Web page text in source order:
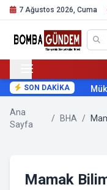
7 Ağustos 2026, Cuma
SON DAKİKA
Ana
Sayfa
/ BHA /
Mamak